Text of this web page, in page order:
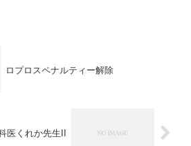
ロプロスペナルティー解除
医くれか先生II